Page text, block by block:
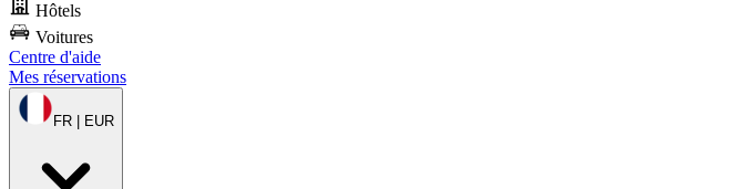
Hôtels
Voitures
Centre d'aide
Mes réservations
FR | EUR